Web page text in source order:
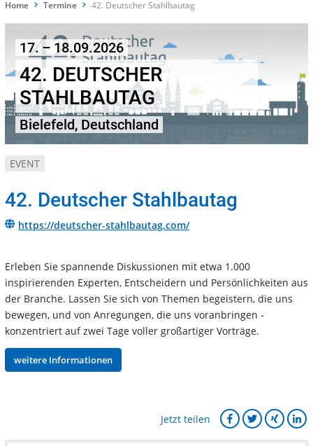
Home Termine 42. Deutscher Stahlbautag
17. – 18.09.2026
42. DEUTSCHER
STAHLBAUTAG
Bielefeld, Deutschland
EVENT
42. Deutscher Stahlbautag
https://deutscher-stahlbautag.com/
Erleben Sie spannende Diskussionen mit etwa 1.000
inspirierenden Experten, Entscheidern und Persönlichkeiten aus
der Branche. Lassen Sie sich von Themen begeistern, die uns
bewegen, und von Anregungen, die uns voranbringen -
konzentriert auf zwei Tage voller großartiger Vorträge.
weitere Informationen
Jetzt teilen